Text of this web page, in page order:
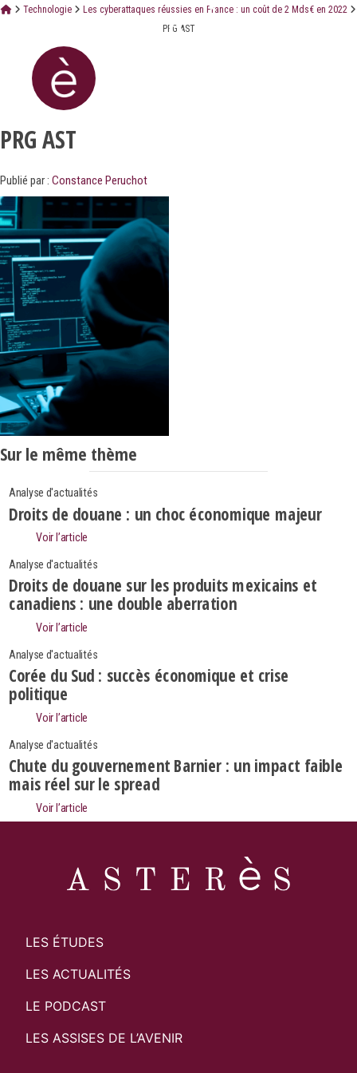
Technologie
Les cyberattaques réussies en France : un coût de 2 Mds€ en 2022
PRG AST
PRG AST
Publié par : Constance Peruchot
Sur le même thème
Analyse d'actualités
Droits de douane : un choc économique majeur
Voir l’article
Analyse d'actualités
Droits de douane sur les produits mexicains et
canadiens : une double aberration
Voir l’article
Analyse d'actualités
Corée du Sud : succès économique et crise
politique
Voir l’article
Analyse d'actualités
Chute du gouvernement Barnier : un impact faible
mais réel sur le spread
Voir l’article
LES ÉTUDES
LES ACTUALITÉS
LE PODCAST
LES ASSISES DE L’AVENIR
Search